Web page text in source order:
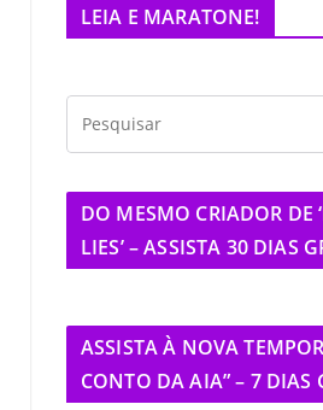
LEIA E MARATONE!
DO MESMO CRIADOR DE
LIES’ – ASSISTA 30 DIAS
ASSISTA À NOVA
CONTO DA AIA” – 7 DIAS